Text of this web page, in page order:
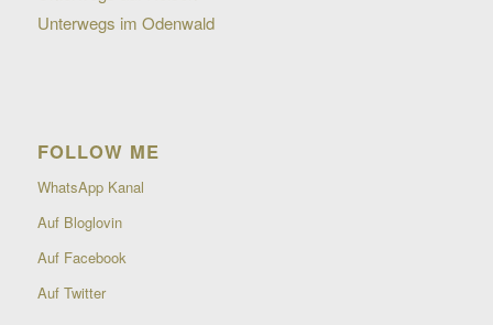
Unterwegs im Odenwald
FOLLOW ME
WhatsApp Kanal
Auf Bloglovin
Auf Facebook
Auf Twitter